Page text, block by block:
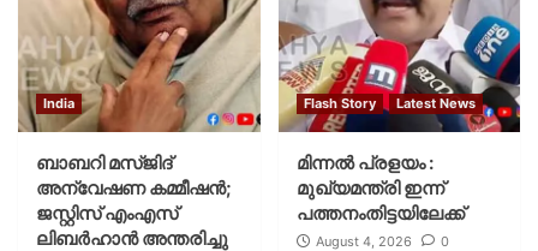
India
ബാബറി മസ്ജിദ്
അന്വേഷണ കമ്മീഷന്‍;
ജസ്റ്റിസ് എംഎസ്
ലിബര്‍ഹാന്‍ അന്തരിച്ചു
Flash Story Latest News
മിന്നല്‍ പ്രളയം :
മുഖ്യമന്ത്രി ഇന്ന്
പത്തനംതിട്ടയിലേക്ക്
August 4, 2026 0